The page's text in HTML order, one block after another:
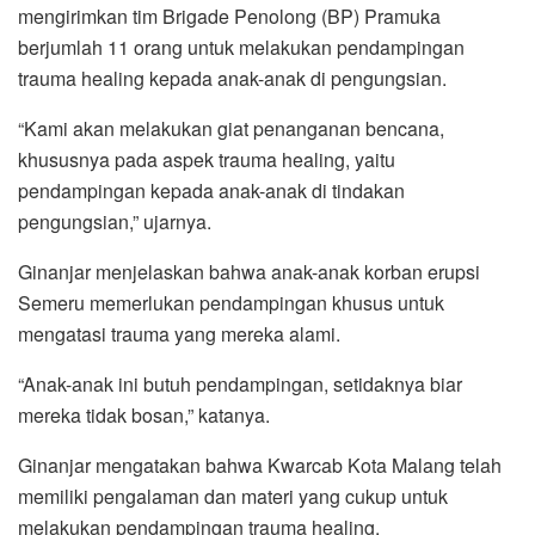
mengirimkan tim Brigade Penolong (BP) Pramuka
berjumlah 11 orang untuk melakukan pendampingan
trauma healing kepada anak-anak di pengungsian.
“Kami akan melakukan giat penanganan bencana,
khususnya pada aspek trauma healing, yaitu
pendampingan kepada anak-anak di tindakan
pengungsian,” ujarnya.
Ginanjar menjelaskan bahwa anak-anak korban erupsi
Semeru memerlukan pendampingan khusus untuk
mengatasi trauma yang mereka alami.
“Anak-anak ini butuh pendampingan, setidaknya biar
mereka tidak bosan,” katanya.
Ginanjar mengatakan bahwa Kwarcab Kota Malang telah
memiliki pengalaman dan materi yang cukup untuk
melakukan pendampingan trauma healing.